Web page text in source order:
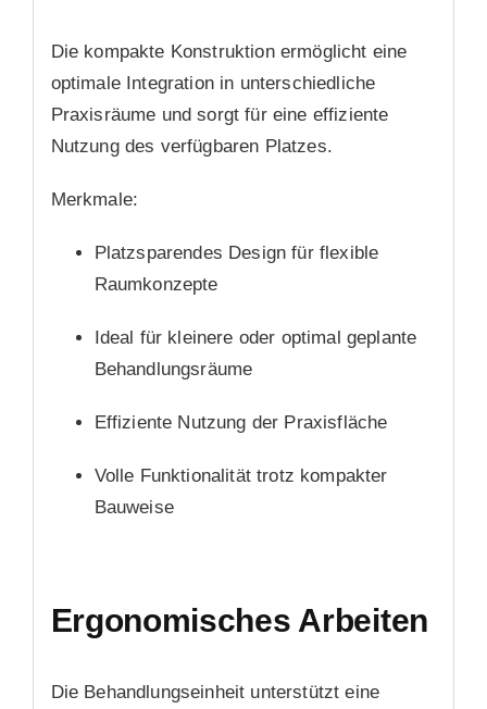
Die kompakte Konstruktion ermöglicht eine
optimale Integration in unterschiedliche
Praxisräume und sorgt für eine effiziente
Nutzung des verfügbaren Platzes.
Merkmale:
Platzsparendes Design für flexible
Raumkonzepte
Ideal für kleinere oder optimal geplante
Behandlungsräume
Effiziente Nutzung der Praxisfläche
Volle Funktionalität trotz kompakter
Bauweise
Ergonomisches Arbeiten
Die Behandlungseinheit unterstützt eine